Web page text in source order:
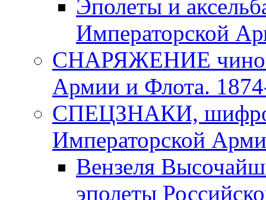
Эполеты и
Императорской
СНАРЯЖЕНИЕ чинов
Армии и Флота.
СПЕЦЗНАКИ,
Императорской
Вензеля
эполеты